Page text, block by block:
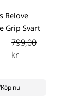
Relove
Grip Svart
799,00
kr
Köp nu